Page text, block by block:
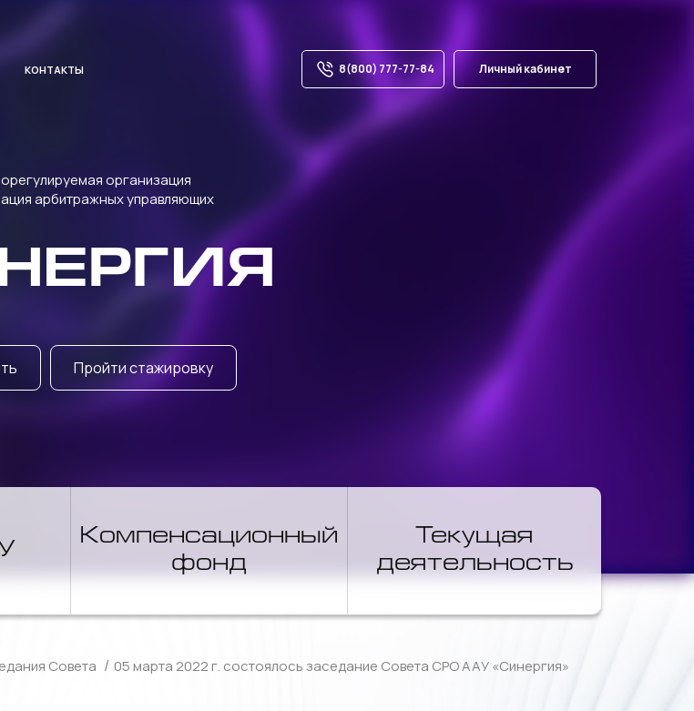
КОНТАКТЫ 8(800) 777-77-84 Личный кабинет
организация
арбитражных управляющих
Пройти стажировку
Компенсационный
фонд
Текущая
деятельность
Совета / 05 марта 2022 г. состоялось заседание Совета СРО ААУ «Синергия»